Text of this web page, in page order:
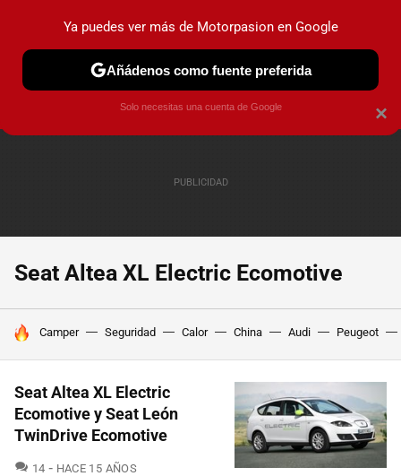
PRUEBAS COCHES ELÉCTRICOS OBSERVATORIO
Seat Altea XL Electric Ecomotive
HOY SE HABLA DE
Camper Seguridad Calor China Audi Peugeot
Seat Altea XL Electric
Ecomotive y Seat León
TwinDrive Ecomotive
14 COMENTARIOS
HACE 15 AÑOS
×
Ya puedes ver más de Motorpasion en Google
Añádenos como fuente preferida
Solo necesitas una cuenta de Google